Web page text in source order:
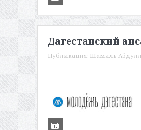
Дагестанский
Публикация: Шамиль